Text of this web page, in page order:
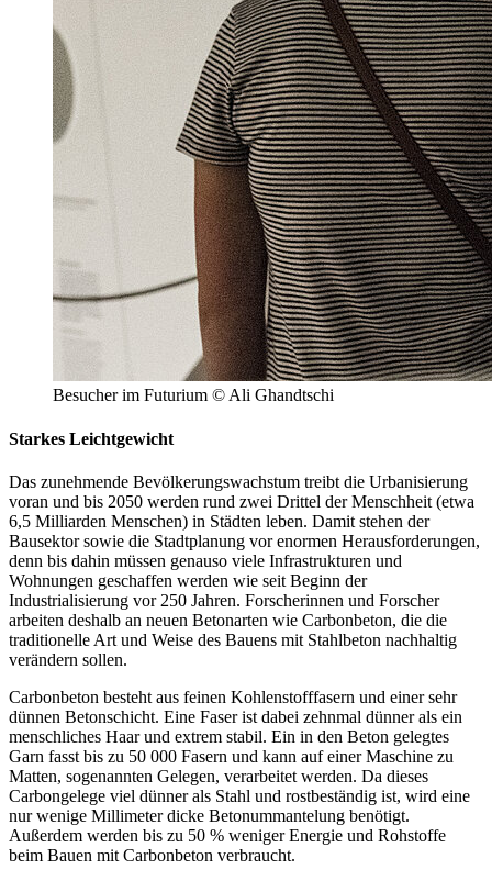
Besucher im Futurium © Ali Ghandtschi
Starkes Leichtgewicht
Das zunehmende Bevölkerungswachstum treibt die Urbanisierung
voran und bis 2050 werden rund zwei Drittel der Menschheit (etwa
6,5 Milliarden Menschen) in Städten leben. Damit stehen der
Bausektor sowie die Stadtplanung vor enormen Herausforderungen,
denn bis dahin müssen genauso viele Infrastrukturen und
Wohnungen geschaffen werden wie seit Beginn der
Industrialisierung vor 250 Jahren. Forscherinnen und Forscher
arbeiten deshalb an neuen Betonarten wie Carbonbeton, die die
traditionelle Art und Weise des Bauens mit Stahlbeton nachhaltig
verändern sollen.
Carbonbeton besteht aus feinen Kohlenstofffasern und einer sehr
dünnen Betonschicht. Eine Faser ist dabei zehnmal dünner als ein
menschliches Haar und extrem stabil. Ein in den Beton gelegtes
Garn fasst bis zu 50 000 Fasern und kann auf einer Maschine zu
Matten, sogenannten Gelegen, verarbeitet werden. Da dieses
Carbongelege viel dünner als Stahl und rostbeständig ist, wird eine
nur wenige Millimeter dicke Betonummantelung benötigt.
Außerdem werden bis zu 50 % weniger Energie und Rohstoffe
beim Bauen mit Carbonbeton verbraucht.